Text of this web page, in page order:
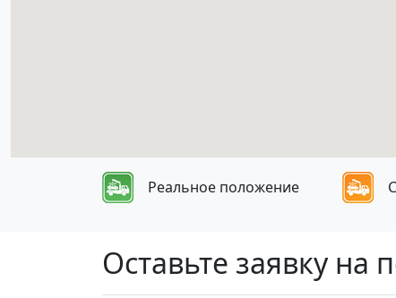
Реальное положение
Оставьте заявку на